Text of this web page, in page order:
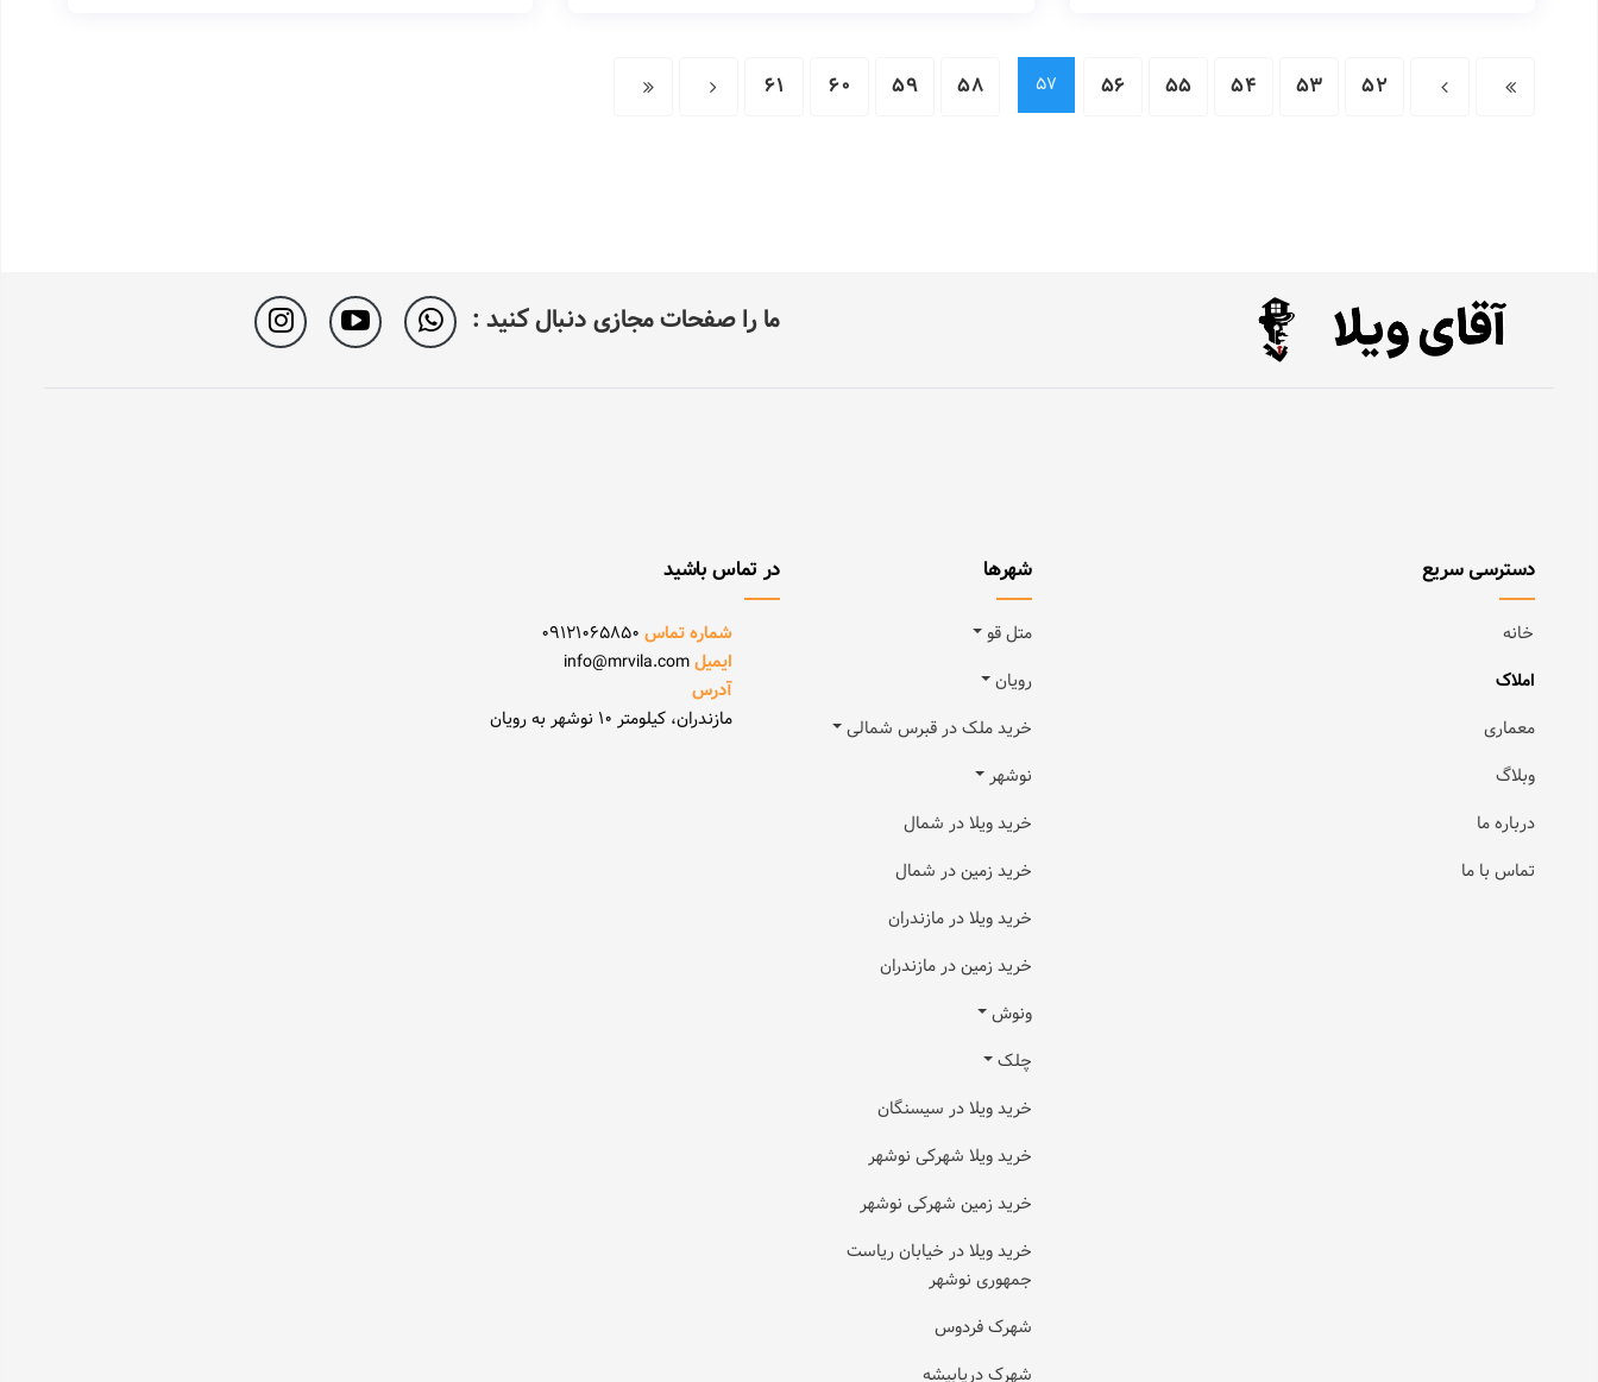
52
53
54
55
56
57
58
59
60
61
ما را صفحات مجازی دنبال کنید :
دسترسی سریع
خانه
املاک
معماری
وبلاگ
درباره ما
تماس با ما
شهرها
متل قو
رویان
خرید ملک در قبرس شمالی
نوشهر
خرید ویلا در شمال
خرید زمین در شمال
خرید ویلا در مازندران
خرید زمین در مازندران
ونوش
چلک
خرید ویلا در سیسنگان
خرید ویلا شهرکی نوشهر
خرید زمین شهرکی نوشهر
خرید ویلا در خیابان ریاست
جمهوری نوشهر
شهرک فردوس
شهرک دریابیشه
در تماس باشید
شماره تماس 09121065850
ایمیلinfo@mrvila.com
آدرس
مازندران، کیلومتر 10 نوشهر به رویان